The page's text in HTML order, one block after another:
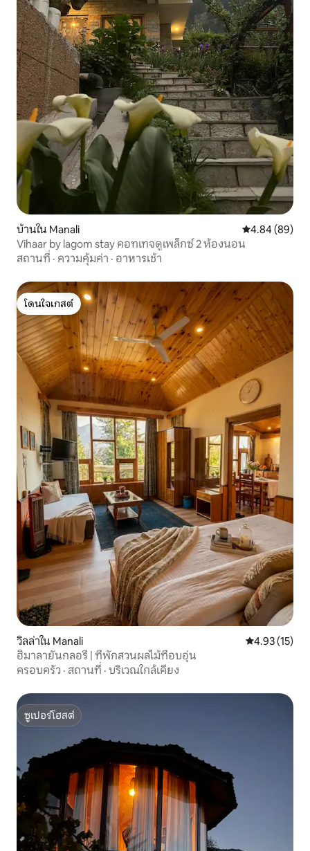
บ้านใน Manali คะแนนเฉลี่ย
4.84 (89)
Vihaar by lagom stay คอทเทจดูเพล็กซ์ 2 ห้องนอน
สถานที่ · ความคุ้มค่า · อาหารเช้า
โดนใจเกสต์
โดนใจเกสต์
วิลล่าใน Manali คะแนนเฉลี่ย
4.93 (15)
ฮิมาลายันกลอรี่ | ที่พักสวนผลไม้ที่อบอุ่น
ครอบครัว · สถานที่ · บริเวณใกล้เคียง
ซูเปอร์โฮสต์
ซูเปอร์โฮสต์